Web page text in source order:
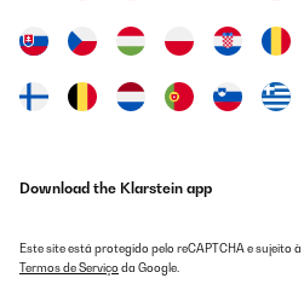
Download the Klarstein app
Este site está protegido pelo reCAPTCHA e sujeito à
Termos de Serviçoda Google.